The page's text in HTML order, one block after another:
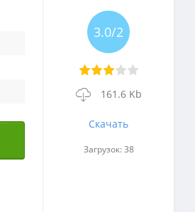
3.0/2
161.6 Kb
Скачать
Загрузок: 38